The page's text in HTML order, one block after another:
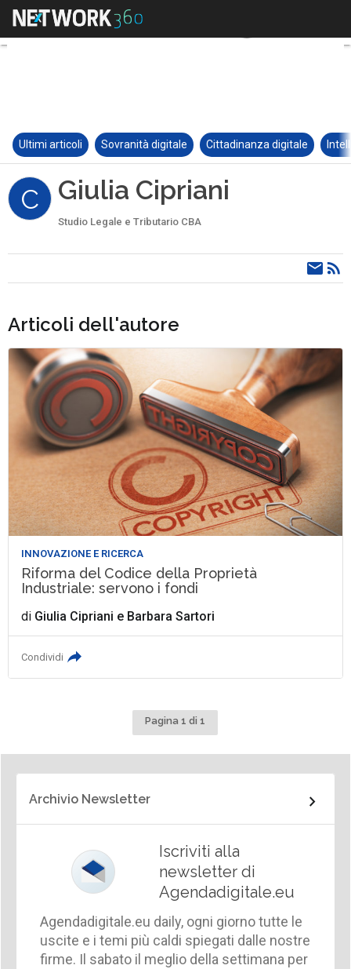
Ultimi articoli Sovranità digitale Cittadinanza digitale
C Giulia Cipriani
Studio Legale e Tributario CBA
Articoli dell'autore
INNOVAZIONE E RICERCA
Riforma del Codice della Proprietà
Industriale: servono i fondi
di Giulia Cipriani e Barbara Sartori
Condividi
Pagina 1 di 1
Archivio Newsletter
Iscriviti alla
newsletter di
Agendadigitale.eu
Agendadigitale.eu daily, ogni giorno tutte le
uscite e i temi più caldi spiegati dalle nostre
firme. Il sabato il meglio della settimana per